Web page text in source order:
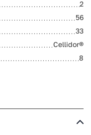
2
56
33
Cellidor®
8